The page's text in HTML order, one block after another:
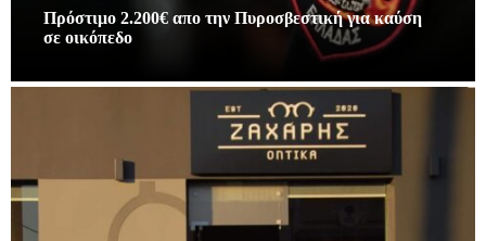
Πρόστιμο 2.200€ απο την Πυροσβεστική για καύση
σε οικόπεδο